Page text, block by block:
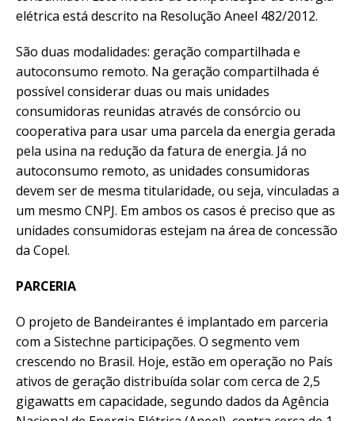
elétrica está descrito na Resolução Aneel 482/2012.
São duas modalidades: geração compartilhada e
autoconsumo remoto. Na geração compartilhada é
possível considerar duas ou mais unidades
consumidoras reunidas através de consórcio ou
cooperativa para usar uma parcela da energia gerada
pela usina na redução da fatura de energia. Já no
autoconsumo remoto, as unidades consumidoras
devem ser de mesma titularidade, ou seja, vinculadas a
um mesmo CNPJ. Em ambos os casos é preciso que as
unidades consumidoras estejam na área de concessão
da Copel.
PARCERIA
O projeto de Bandeirantes é implantado em parceria
com a Sistechne participações. O segmento vem
crescendo no Brasil. Hoje, estão em operação no País
ativos de geração distribuída solar com cerca de 2,5
gigawatts em capacidade, segundo dados da Agência